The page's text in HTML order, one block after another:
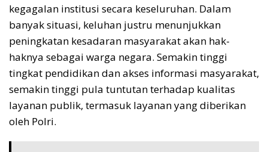
kegagalan institusi secara keseluruhan. Dalam
banyak situasi, keluhan justru menunjukkan
peningkatan kesadaran masyarakat akan hak-
haknya sebagai warga negara. Semakin tinggi
tingkat pendidikan dan akses informasi masyarakat,
semakin tinggi pula tuntutan terhadap kualitas
layanan publik, termasuk layanan yang diberikan
oleh Polri.